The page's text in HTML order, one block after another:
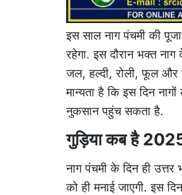
इस साल नाग पंचमी की
रहेगा. इस दौरान भक्त
जल, हल्दी, रोली, फूल और
मान्यता है कि इस दिन
नुकसान पहुंच सकता है.
गुड़िया कब है
नाग पंचमी के दिन ही
को ही मनाई जाएगी. इस